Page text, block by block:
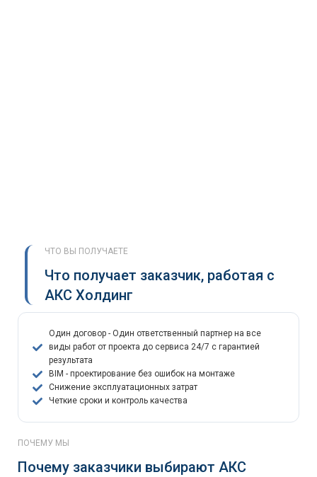
ЧТО ВЫ ПОЛУЧАЕТЕ
Что получает заказчик, работая с
АКС Холдинг
Один договор - Один ответственный партнер на все
виды работ от проекта до сервиса 24/7 с гарантией
результата
BIM - проектирование без ошибок на монтаже
Снижение эксплуатационных затрат
Четкие сроки и контроль качества
ПОЧЕМУ МЫ
Почему заказчики выбирают АКС